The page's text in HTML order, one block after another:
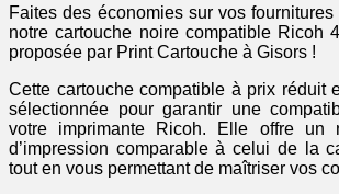
compatible
Ricoh
-
Faites des économies sur vos fournitures
notre cartouche noire compatible Ricoh
proposée par Print Cartouche à Gisors !
Cette cartouche compatible à prix réduit
sélectionnée pour garantir une
votre imprimante Ricoh. Elle offre un
d’impression comparable à celui de la
tout en vous permettant de maîtriser vos